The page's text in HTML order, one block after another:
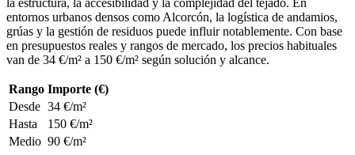
la estructura, la accesibilidad y la complejidad del tejado. En
entornos urbanos densos como Alcorcón, la logística de andamios,
grúas y la gestión de residuos puede influir notablemente. Con base
en presupuestos reales y rangos de mercado, los precios habituales
van de 34 €/m² a 150 €/m² según solución y alcance.
Rango Importe (€)
Desde 34 €/m²
Hasta
150 €/m²
Medio 90 €/m²